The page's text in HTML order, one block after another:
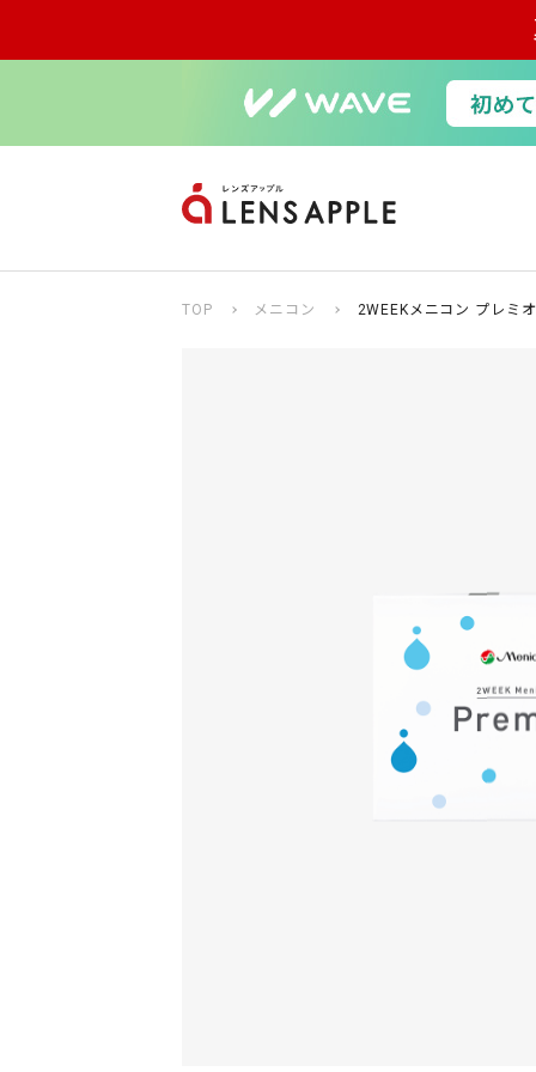
TOP メニコン 2WEEKメニコン プレミ